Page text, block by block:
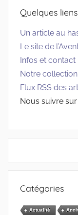
Quelques
Un article au
Le site de
Infos et contact
Notre collection
Flux RSS des
Nous suivre sur
Catégories
Actualité